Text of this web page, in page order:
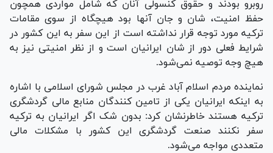
روبرو بودند و حقوق کنسولی آنان که شامل مواردی همچون
حفظ امنیت، شان و جان آنها بود هیچگاه از سوی مقامات
ترکیه مورد توجه قرار نداشته است از این سفر به این کشور در
شرایط فعلی دور از شان ایرانیان است و از نظر امنیتی نیز به
هیچ وجه توصیه نمی‌شود.
نماینده مردم اسلام آباد غرب در مجلس شورای اسلامی با اشاره
به اینکه ایرانیان یکی از تامین کنندگان منابع مالی گردشگری
ترکیه هستند خاطرنشان کرد: بدون شک اگر ایرانیان به ترکیه
سفر نکنند صنعت گردشگری این کشور با مشکلات مالی
متعددی مواجه می‌شود.